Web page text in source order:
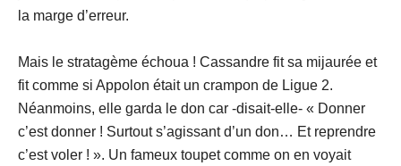
la marge d’erreur.
Mais le stratagème échoua ! Cassandre fit sa mijaurée et
fit comme si Appolon était un crampon de Ligue 2.
Néanmoins, elle garda le don car -disait-elle- « Donner
c’est donner ! Surtout s’agissant d’un don… Et reprendre
c’est voler ! ». Un fameux toupet comme on en voyait